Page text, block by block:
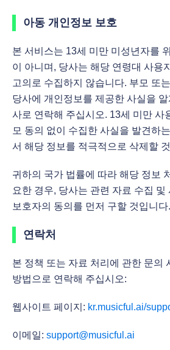
아동 개인정보 보호
본 서비스는 13세 미만 미성년자를
이 아니며, 당사는 해당 연령대 사용
고의로 수집하지 않습니다. 부모 또
당사에 개인정보를 제공한 사실을
사로 연락해 주십시오. 13세 미만 사
모 동의 없이 수집한 사실을 발견하
서 해당 정보를 적극적으로 삭제할
귀하의 국가 법률에 따라 해당 정보
요한 경우, 당사는 관련 자료 수집 및
보호자의 동의를 먼저 구할 것입니다.
연락처
본 정책 또는 자료 처리에 관한 문의
방법으로 연락해 주십시오:
웹사이트 페이지: kr.musicful.ai/
이메일: support@musicful.ai